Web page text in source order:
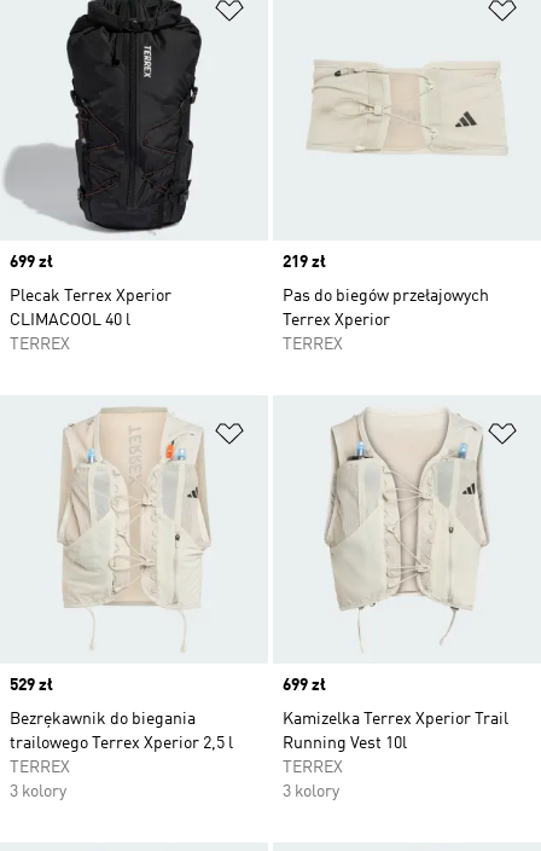
Price
699 zł
Plecak Terrex Xperior
CLIMACOOL 40 l
TERREX
Price
219 zł
Pas do biegów przełajowych
Terrex Xperior
TERREX
Dodaj do listy życzeń
Price
529 zł
Bezrękawnik do biegania
trailowego Terrex Xperior 2,5 l
TERREX
3 kolory
Price
699 zł
Kamizelka Terrex Xperior Trail
Running Vest 10l
TERREX
3 kolory